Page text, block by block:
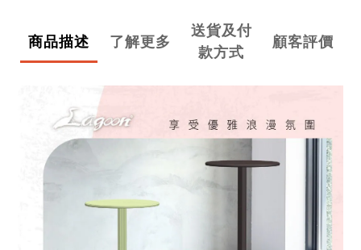
商品描述 了解更多
送貨及付
款方式
顧客評價